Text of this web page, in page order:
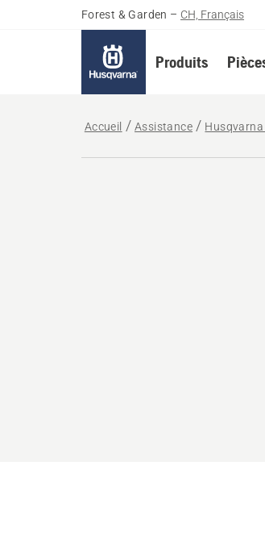
Forest & Garden – CH, Français
Produits
Accueil Assistance Husqvarna